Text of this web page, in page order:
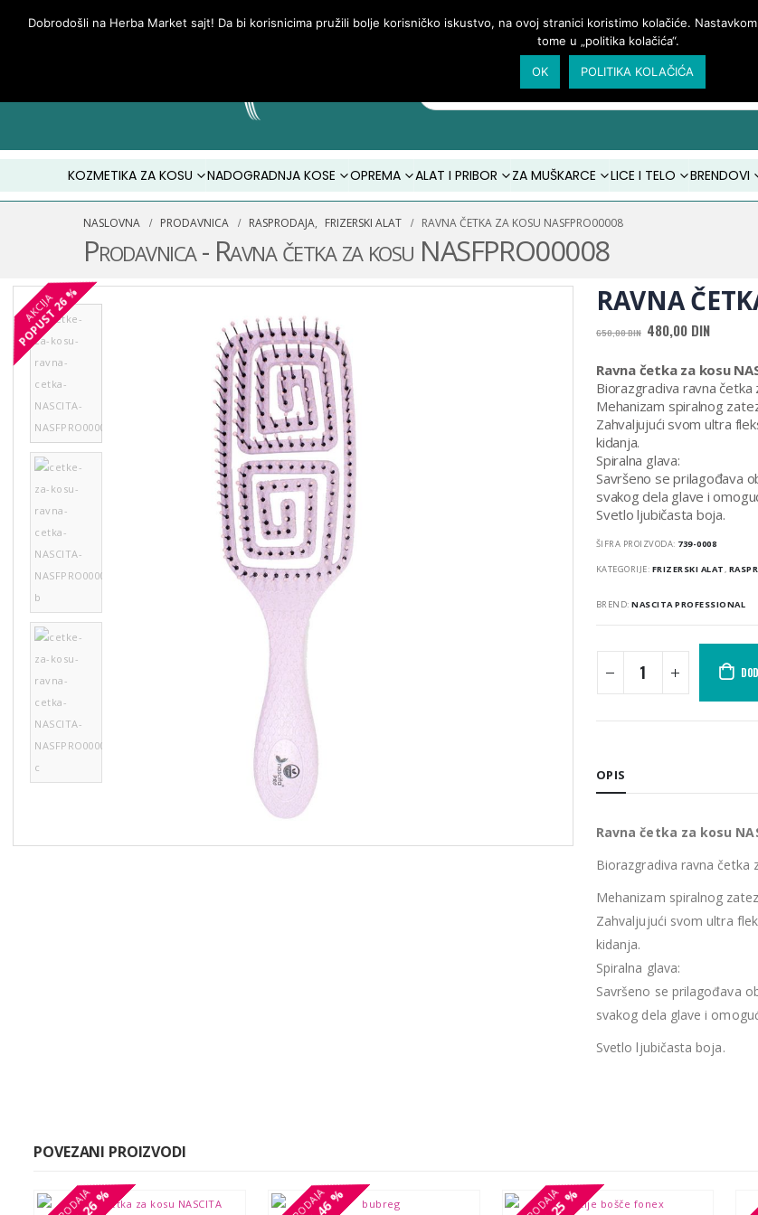
KOZMETIKA ZA KOSU NADOGRADNJA KOSE OPREMA ALAT I PRIBOR ZA MUŠKARCE LICE I TELO BRENDOVI
NASLOVNA PRODAVNICA RASPRODAJA, FRIZERSKI ALAT RAVNA ČETKA ZA KOSU NASFPRO00008
Prodavnica - Ravna četka za kosu NASFPRO00008
AKCIJA
POPUST
26 % RAVNA
650,00DIN Originalna
je
bila:
650,00 DIN.
480,00 DINTrenutna
je:
480,00
Ravna četka za kosu
Biorazgradiva ravna četka
Mehanizam spiralnog
Zahvaljujući svom ultra
kidanja.
Spiralna glava:
Savršeno se prilagođava
svakog dela glave i
Svetlo ljubičasta boja.
ŠIFRA PROIZVODA: 739-0008
KATEGORIJE: FRIZERSKI ALAT,
BREND:NASCITA PROFESSIONAL
OPIS
Ravna četka za kosu
Biorazgradiva ravna četka
Mehanizam spiralnog
Zahvaljujući svom ultra
kidanja.
Spiralna glava:
Savršeno se prilagođava
svakog dela glave i
Svetlo ljubičasta boja.
POVEZANI PROIZVODI
26 %
26 % 46 %
46 % 25 %
25 %
Dobrodošli na Herba Market sajt! Da bi korisnicima pružili bolje korisničko iskustvo, na ovoj stranici koristimo kolačiće.
tome u „politika kolačića“.
OK POLITIKA KOLAČIĆA